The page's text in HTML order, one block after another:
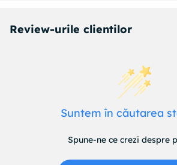
Review-urile clientilor
Suntem în căutarea
Spune-ne ce crezi despre